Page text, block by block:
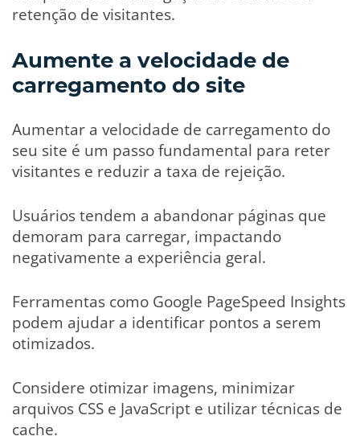
retenção de visitantes.
Aumente a velocidade de
carregamento do site
Aumentar a velocidade de carregamento do
seu site é um passo fundamental para reter
visitantes e reduzir a taxa de rejeição.
Usuários tendem a abandonar páginas que
demoram para carregar, impactando
negativamente a experiência geral.
Ferramentas como Google PageSpeed Insights
podem ajudar a identificar pontos a serem
otimizados.
Considere otimizar imagens, minimizar
arquivos CSS e JavaScript e utilizar técnicas de
cache.